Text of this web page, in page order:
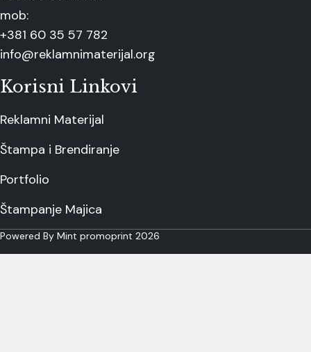
mob:
+381 60 35 57 782
info@reklamnimaterijal.org
Korisni Linkovi
Reklamni Materijal
Štampa i Brendiranje
Portfolio
Štampanje Majica
Powered By Mint promoprint 2026